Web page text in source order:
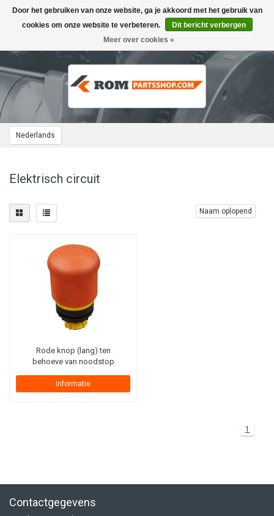
Nederlands
Toggle
navigation
Elektrisch circuit
Naam oplopend
Rode knop (lang) ten
behoeve van noodstop
Informatie
1
Contactgegevens
Door het gebruiken van onze website, ga je akkoord met het gebruik van
cookies om onze website te verbeteren.
Dit bericht verbergen
Meer over cookies »